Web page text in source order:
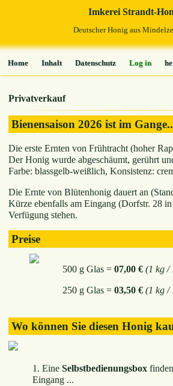
Imkerei Strandt-
Deutscher Honig aus
Home Inhalt Datenschutz Log in
Privatverkauf
Bienensaison 2026 ist im
Die erste Ernten von Frühtracht (hoher
Der Honig wurde abgeschäumt, gerührt
Farbe: blassgelb-weißlich, Konsistenz:
Die Ernte von Blütenhonig dauert an
Kürze ebenfalls am Eingang (Dorfstr. 28
Verfügung stehen.
Preise
500 g Glas =07,00 € (1 kg /
250 g Glas =03,50 € (1 kg /
Wo können Sie diesen Honig
1. EineSelbstbedienungsbox
Eingang ...